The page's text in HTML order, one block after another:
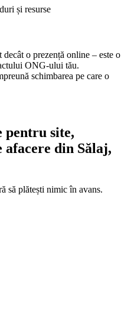
și resurse
o prezență online – este o
ONG-ului tău.
schimbarea pe care o
site,
din Sălaj,
să plătești nimic în avans.